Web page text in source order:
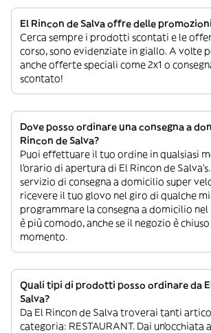
El Rincon de Salva offre delle
Cerca sempre i prodotti scontati e le
corso, sono evidenziate in giallo. A volte
anche offerte speciali come 2x1 o
scontato!
Dove posso ordinare una consegna a
Rincon de Salva?
Puoi effettuare il tuo ordine in qualsiasi
l’orario di apertura di El Rincon de
servizio di consegna a domicilio super
ricevere il tuo glovo nel giro di qualche
programmare la consegna a domicilio
è più comodo, anche se il negozio è
momento.
Quali tipi di prodotti posso ordinare da
Salva?
Da El Rincon de Salva troverai tanti
categoria: RESTAURANT. Dai un’occhiata